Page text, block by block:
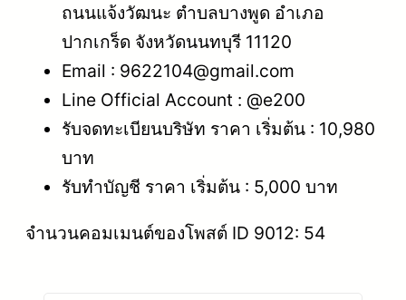
ถนนแจ้งวัฒนะ ตำบลบางพูด อำเภอ
ปากเกร็ด จังหวัดนนทบุรี 11120
Email : 9622104@gmail.com
Line Official Account : @e200
รับจดทะเบียนบริษัท ราคา เริ่มต้น : 10,980
บาท
รับทำบัญชี ราคา เริ่มต้น : 5,000 บาท
จำนวนคอมเมนต์ของโพสต์ ID 9012: 54